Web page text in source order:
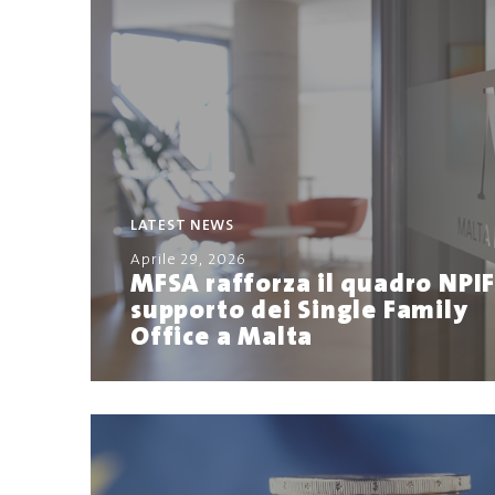
LATEST NEWS
Aprile 29, 2026
MFSA rafforza il quadro
supporto dei Single Family
Office a Malta